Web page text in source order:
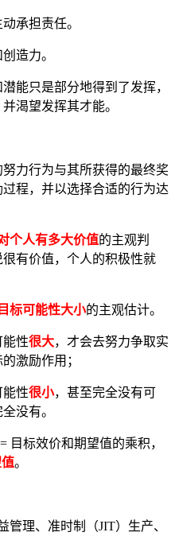
承担责任。
造力。
能只是部分地得到了发挥，
渴望发挥其才能。
力行为与其所获得的最终奖
程，并以选择合适的行为达
个人有多大价值的主观判
有价值，个人的积极性就
标可能性大小的主观估计。
性很大，才会去努力争取实
激励作用；
性很小，甚至完全没有可
没有。
目标效价和期望值的乘积，
。
管理、准时制（JIT）生产、